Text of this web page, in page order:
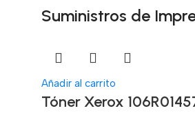
Suministros de
Añadir al carrito
Tóner Xerox